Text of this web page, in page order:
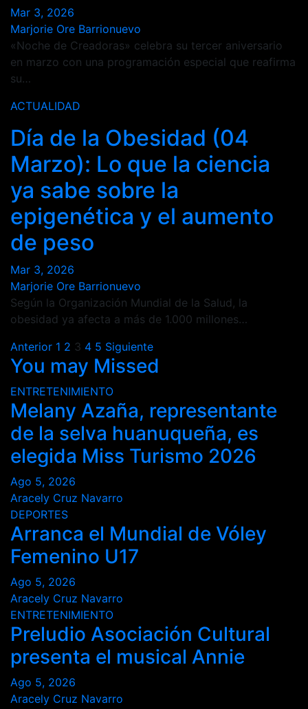
Mar 3, 2026
Marjorie Ore Barrionuevo
«Noche de Creadoras» celebra su tercer aniversario
en marzo con una programación especial que reafirma
su…
ACTUALIDAD
Día de la Obesidad (04
Marzo): Lo que la ciencia
ya sabe sobre la
epigenética y el aumento
de peso
Mar 3, 2026
Marjorie Ore Barrionuevo
Según la Organización Mundial de la Salud, la
obesidad ya afecta a más de 1.000 millones…
Paginación
de
entradas
Anterior 1 2 3 4 5 Siguiente
You may Missed
ENTRETENIMIENTO
Melany Azaña, representante
de la selva huanuqueña, es
elegida Miss Turismo 2026
Ago 5, 2026
Aracely Cruz Navarro
DEPORTES
Arranca el Mundial de Vóley
Femenino U17
Ago 5, 2026
Aracely Cruz Navarro
ENTRETENIMIENTO
Preludio Asociación Cultural
presenta el musical Annie
Ago 5, 2026
Aracely Cruz Navarro